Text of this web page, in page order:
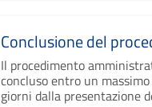
Conclusione del
Il procedimento
concluso entro un
giorni dalla presentazione